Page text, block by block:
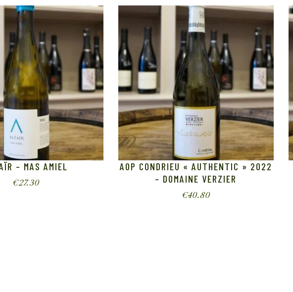
– MAS AMIEL
€27.30
AOP CONDRIEU « AUTHENTIC » 2022
– DOMAINE VERZIER
€40.80